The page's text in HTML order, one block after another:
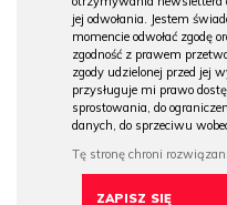
jej odwołania. Jestem
momencie odwołać zgodę
zgodność z prawem
zgody udzielonej przed jej
przysługuje mi prawo
sprostowania, do
danych, do sprzeciwu